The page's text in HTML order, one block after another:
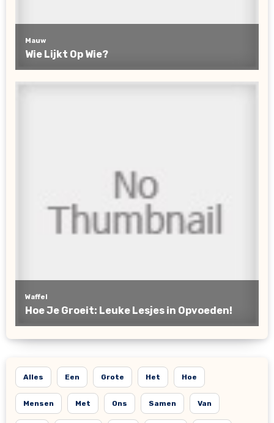
Alles Een Grote Het Hoe
Mensen Met Ons Samen Van